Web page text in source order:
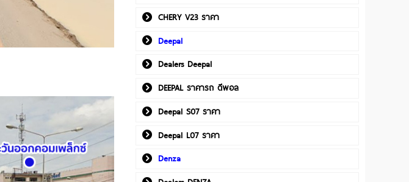
CHERY V23 ราคา
Deepal
Dealers Deepal
DEEPAL ราคารถ ดีพอล
Deepal S07 ราคา
Deepal L07 ราคา
Denza